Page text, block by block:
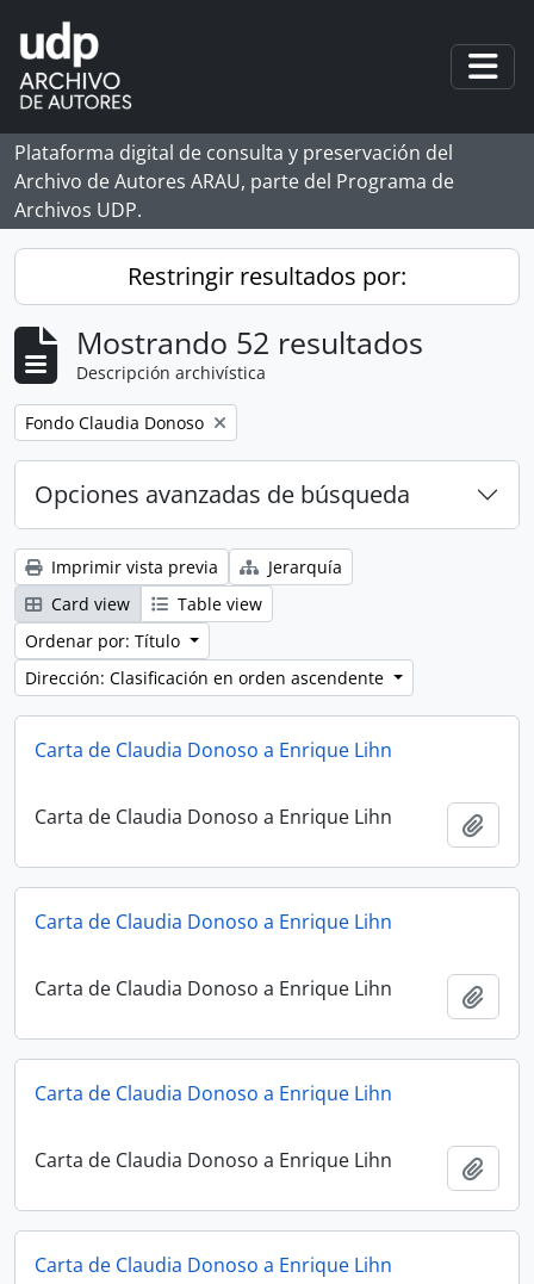
Skip to main content
Plataforma digital de consulta y preservación del
Archivo de Autores ARAU, parte del Programa de
Archivos UDP.
Restringir resultados por:
Mostrando 52 resultados
Descripción archivística
Remove filter:
Fondo Claudia Donoso
Opciones avanzadas de búsqueda
Imprimir vista previa
Jerarquía
Card view
Table view
Ordenar por: Título
Dirección: Clasificación en orden ascendente
Carta de Claudia Donoso a Enrique Lihn
Carta de Claudia Donoso a Enrique Lihn
Carta de Claudia Donoso a Enrique Lihn
Carta de Claudia Donoso a Enrique Lihn
Carta de Claudia Donoso a Enrique Lihn
Carta de Claudia Donoso a Enrique Lihn
Carta de Claudia Donoso a Enrique Lihn